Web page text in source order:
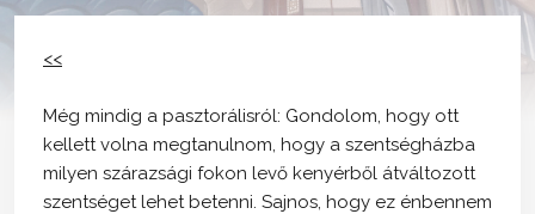
<<
Még mindig a pasztorálisról: Gondolom, hogy ott
kellett volna megtanulnom, hogy a szentségházba
milyen szárazsági fokon levő kenyérből átváltozott
szentséget lehet betenni. Sajnos, hogy ez énbennem